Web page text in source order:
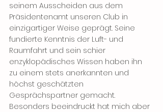
seinem Ausscheiden aus dem
Präsidentenamt unseren Club in
einzigartiger Weise geprägt. Seine
fundierte Kenntnis der Luft- und
Raumfahrt und sein schier
enzyklopädisches Wissen haben ihn
zu einem stets anerkannten und
höchst geschätzten
Gesprächspartner gemacht.
Besonders beeindruckt hat mich aber